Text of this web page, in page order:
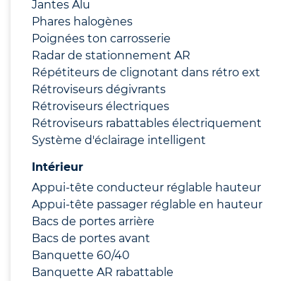
Jantes Alu
Phares halogènes
Poignées ton carrosserie
Radar de stationnement AR
Répétiteurs de clignotant dans rétro ext
Rétroviseurs dégivrants
Rétroviseurs électriques
Rétroviseurs rabattables électriquement
Système d'éclairage intelligent
Intérieur
Appui-tête conducteur réglable hauteur
Appui-tête passager réglable en hauteur
Bacs de portes arrière
Bacs de portes avant
Banquette 60/40
Banquette AR rabattable